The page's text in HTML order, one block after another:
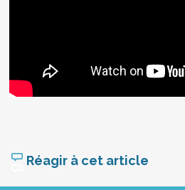
Réagir à cet article